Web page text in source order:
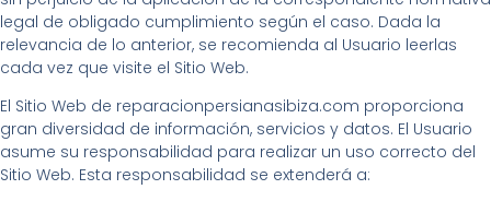
legal de obligado cumplimiento según el caso. Dada la
relevancia de lo anterior, se recomienda al Usuario leerlas
cada vez que visite el Sitio Web.
El Sitio Web de reparacionpersianasibiza.com proporciona
gran diversidad de información, servicios y datos. El Usuario
asume su responsabilidad para realizar un uso correcto del
Sitio Web. Esta responsabilidad se extenderá a: